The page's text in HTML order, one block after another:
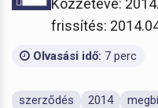
frissítés:
Olvasási idő: 7 perc
szerződés 2014